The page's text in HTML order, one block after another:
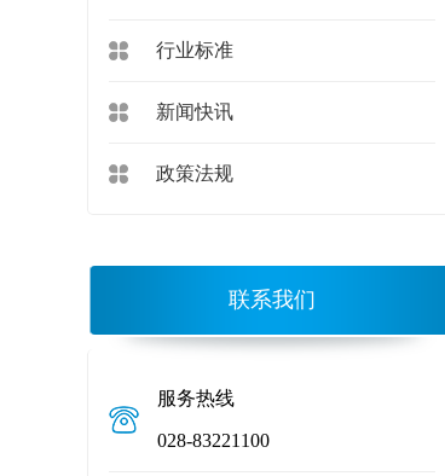
行业标准
新闻快讯
政策法规
联系我们
服务热线
028-83221100